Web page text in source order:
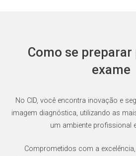
Como se preparar
exame
No CID, você encontra inovação e
imagem diagnóstica, utilizando as
um ambiente profissional
Comprometidos com a